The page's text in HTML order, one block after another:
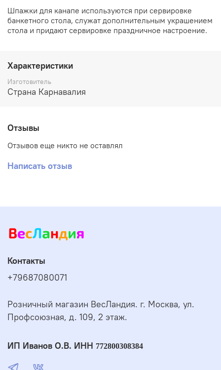
Шпажки для канапе используются при сервировке
банкетного стола, служат дополнительным украшением
стола и придают сервировке праздничное настроение.
Характеристики
Изготовитель
Страна Карнавалия
Отзывы
Отзывов еще никто не оставлял
Написать отзыв
Контакты
+79687080071
Розничный магазин ВесЛандия. г. Москва, ул.
Профсоюзная, д. 109, 2 этаж.
ИП Иванов О.В. ИНН 772800308384